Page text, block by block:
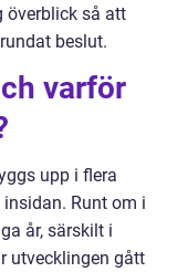
överblick så att
beslut.
varför
upp i flera
Runt om i
år, särskilt i
utvecklingen gått